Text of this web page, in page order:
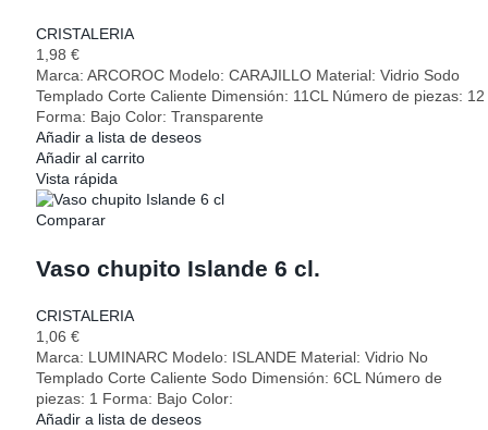
CRISTALERIA
1,98 €
Marca: ARCOROC Modelo: CARAJILLO Material: Vidrio Sodo
Templado Corte Caliente Dimensión: 11CL Número de piezas: 12
Forma: Bajo Color: Transparente
Añadir a lista de deseos
Añadir al carrito
Vista rápida
Comparar
Vaso chupito Islande 6 cl.
CRISTALERIA
1,06 €
Marca: LUMINARC Modelo: ISLANDE Material: Vidrio No
Templado Corte Caliente Sodo Dimensión: 6CL Número de
piezas: 1 Forma: Bajo Color:
Añadir a lista de deseos